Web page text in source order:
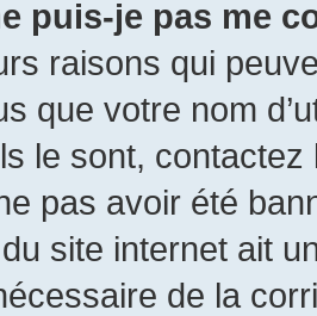
puis-je pas me
raisons qui
que votre nom
le sont,
pas avoir été
site internet ait
de la